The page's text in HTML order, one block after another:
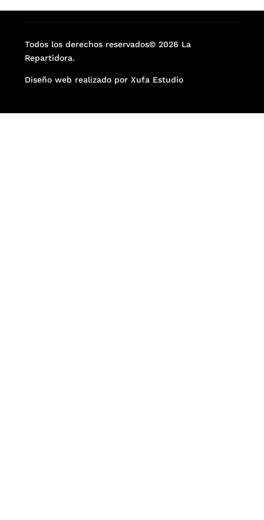
Todos los derechos reservados© 2026 La
Repartidora.
Diseño web realizado por Xufa Estudio